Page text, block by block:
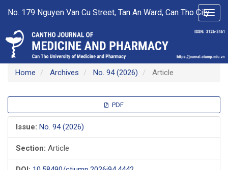
Navigation
Content
Sidebar
No. 179 Nguyen Van Cu Street, Tan An Ward, Can Tho City
Home Archives No. 94 (2026) Article
Sidebar
PDF
Issue: No. 94 (2026)
Section: Article